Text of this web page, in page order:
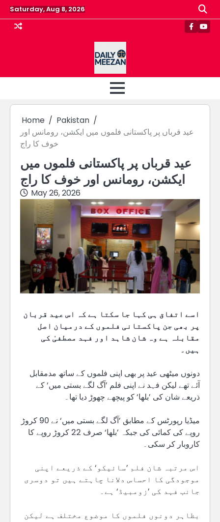
Skip
to
content
Saturday, Aug 8, 2026
Home
Pakistan
عید قرباں پر پاکستانی فلموں میں ایکشن، رومانس اور
خوف کا راج
عید قرباں پر پاکستانی فلموں میں
ایکشن، رومانس اور خوف کا راج
May 26, 2026
اسے اتفاق ہی کہا جا سکتا ہے کہ اس عید قربان
پر بھی جن پاکستانی فلموں کے درمیان اصل
مقابلہ ہے وہ شان شاہد اور فہد مصطفیٰ کی
ہیں۔
دونوں میٹھی عید پر بھی اپنی فلموں کے ساتھ مدمقابل
آئے تھے لیکن فہد نے اپنی فلم ’آگ لگے بستی میں‘ کے
ذریعے شان کی ’بلھا‘ کو پیچھے چھوڑ دیا تھا۔
میڈیا رپورٹس کے مطابق ’آگ لگے بستی میں‘ نے 90 کروڑ
روپے کی کمائی کی جبکہ ’بلھا‘ صرف 22 کروڑ روپے کا
کاروبار کر سکی۔
اس مرتبہ شان فلم ’سائیکو‘ کے ذریعے اپنی
موجودگی کا احساس دلانا چاہتے ہیں تو دوسری
جانب فہد کی ’زومبیڈ‘ ہے۔
بظاہر دونوں فلموں کا موضوع مختلف ہے لیکن